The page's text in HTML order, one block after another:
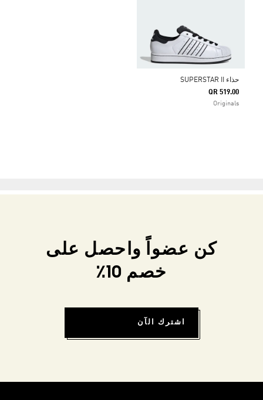
حذاء SUPERSTAR II
QR 519.00
Originals
كن عضواً واحصل على
خصم 10٪
اشترك الآن